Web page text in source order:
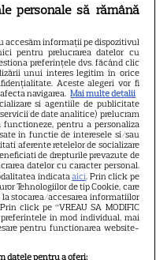
de neratat pe Netflix,
SkyShowtime în
noi, filme de
vedete de top
cu „Omul cu
mortală”. Filmul
copiii devin
ce mănâncă
personale să rămână
accesăm informații pe dispozitivul
pentru prelucrarea datelor cu
preferințele dvs. făcând clic
unui interes legitim în orice
Aceste alegeri vor fi
navigarea. Mai multe detalii
si agentiile de publicitate
de date analitice) prelucram
pentru a personaliza
in functie de interesele si/sau
aferente retelelor de socializare
de drepturile prevazute de
datelor cu caracter personal.
indicataaici. Prin click pe
Tehnologiilor de tip Cookie, care
stocarea/accesarea informatiilor
click pe “VREAU SA MODIFIC
preferintele in mod individual, mai
pentru functionarea website-
datele pentru a oferi: